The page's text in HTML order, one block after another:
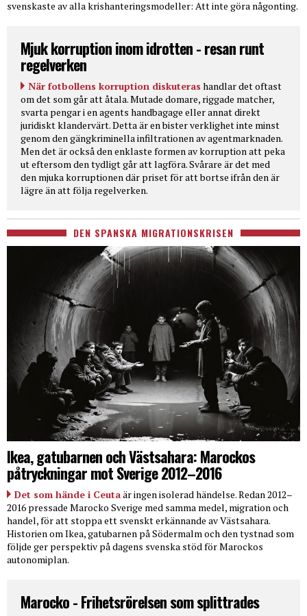
svenskaste av alla krishanteringsmodeller: Att inte göra någonting.
Mjuk korruption inom idrotten - resan runt
regelverken
När fotbollens korruption diskuteras handlar det oftast
om det som går att åtala. Mutade domare, riggade matcher,
svarta pengar i en agents handbagage eller annat direkt
juridiskt klandervärt. Detta är en bister verklighet inte minst
genom den gängkriminella infiltrationen av agentmarknaden.
Men det är också den enklaste formen av korruption att peka
ut eftersom den tydligt går att lagföra. Svårare är det med
den mjuka korruptionen där priset för att bortse ifrån den är
lägre än att följa regelverken.
DEN SPANSKA MIGRATIONSKRISEN
Ikea, gatubarnen och Västsahara: Marockos
påtryckningar mot Sverige 2012–2016
Det som hände i Ceutaär ingen isolerad händelse. Redan 2012–
2016 pressade Marocko Sverige med samma medel, migration och
handel, för att stoppa ett svenskt erkännande av Västsahara.
Historien om Ikea, gatubarnen på Södermalm och den tystnad som
följde ger perspektiv på dagens svenska stöd för Marockos
autonomiplan.
Marocko - Frihetsrörelsen som splittrades